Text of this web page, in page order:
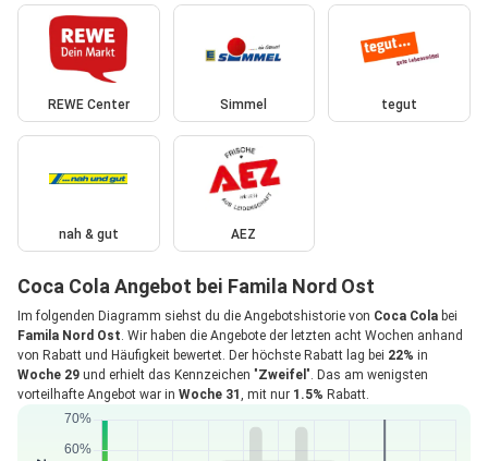
REWE Center Simmel tegut
nah & gut AEZ
Coca Cola Angebot bei Famila Nord Ost
Im folgenden Diagramm siehst du die Angebotshistorie von Coca Cola bei
Famila Nord Ost. Wir haben die Angebote der letzten acht Wochen anhand
von Rabatt und Häufigkeit bewertet. Der höchste Rabatt lag bei 22% in
Woche 29 und erhielt das Kennzeichen "Zweifel ". Das am wenigsten
vorteilhafte Angebot war in Woche 31 , mit nur 1.5% Rabatt.